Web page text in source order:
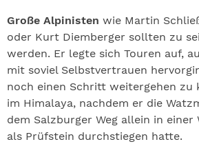
Große Alpinisten wie Martin
oder Kurt Diemberger sollten zu
werden. Er legte sich Touren auf,
mit soviel Selbstvertrauen
noch einen Schritt weitergehen zu
im Himalaya, nachdem er die
dem Salzburger Weg allein in
als Prüfstein durchstiegen hatte.